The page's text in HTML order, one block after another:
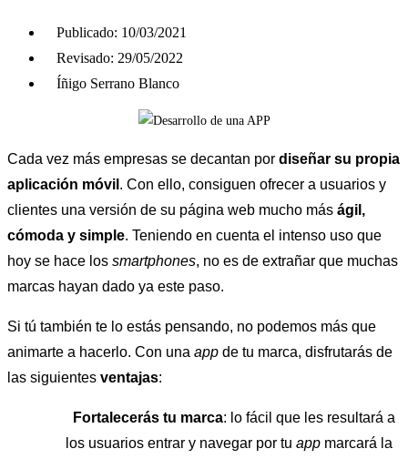
Publicado: 10/03/2021
Revisado: 29/05/2022
Íñigo Serrano Blanco
Cada vez más empresas se decantan por diseñar su propia
aplicación móvil . Con ello, consiguen ofrecer a usuarios y
clientes una versión de su página web mucho más ágil,
cómoda y simple. Teniendo en cuenta el intenso uso que
hoy se hace los smartphones, no es de extrañar que muchas
marcas hayan dado ya este paso.
Si tú también te lo estás pensando, no podemos más que
animarte a hacerlo. Con una app de tu marca, disfrutarás de
las siguientes ventajas:
Fortalecerás tu marca: lo fácil que les resultará a
los usuarios entrar y navegar por tu app marcará la